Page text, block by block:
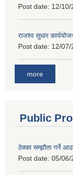
Post date: 12/10/
राजश्व सुधार
Post date: 12/07/
more
Public
ठेक्का सम्झौता गर्ने
Post date: 05/06/